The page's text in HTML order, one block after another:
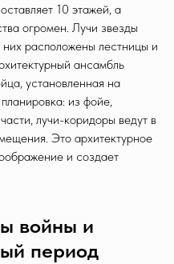
10 этажей, а
огромен. Лучи звезды
расположены лестницы и
ансамбль
установленная на
из фойе,
лучи-коридоры ведут в
Это архитектурное
и создает
войны и
период